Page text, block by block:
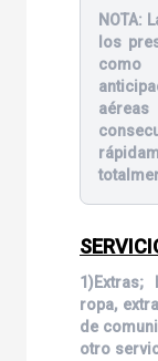
NOTA:
los
como
1)Extras;
ropa,
de
otro